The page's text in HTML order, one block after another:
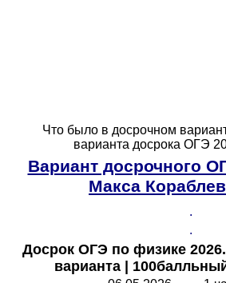
Что было в досрочном
варианта досрока ОГЭ
Вариант досрочного
Макса
.
.
Досрок ОГЭ по физике
варианта